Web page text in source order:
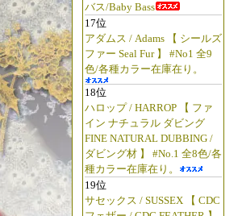
バス/Baby Bass
17位
アダムス / Adams 【 シールズ
ファー Seal Fur 】 #No1 全9
色/各種カラー在庫在り。
18位
ハロップ / HARROP 【 ファ
イン ナチュラル ダビング
FINE NATURAL DUBBING /
ダビング材 】 #No.1 全8色/各
種カラー在庫在り。
19位
サセックス / SUSSEX 【 CDC